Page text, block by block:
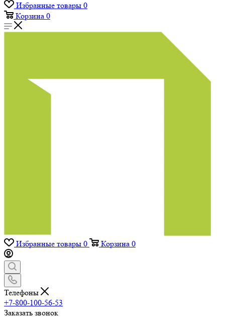
Избранные товары 0
Корзина 0
Избранные товары 0 Корзина 0
Телефоны
+7-800-100-56-53
Заказать звонок